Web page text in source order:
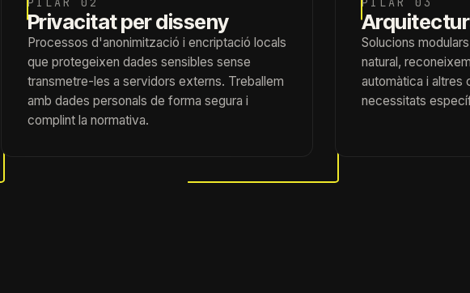
Privacitat per disseny
Processos d'anonimització i encriptació locals
que protegeixen dades sensibles sense
transmetre-les a servidors externs. Treballem
amb dades personals de forma segura i
complint la normativa.
Solucions
natural,
automàtica i altres
necessitats